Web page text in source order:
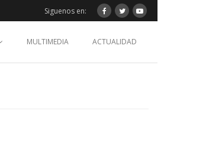
Siguenos en:
MULTIMEDIA ACTUALIDAD